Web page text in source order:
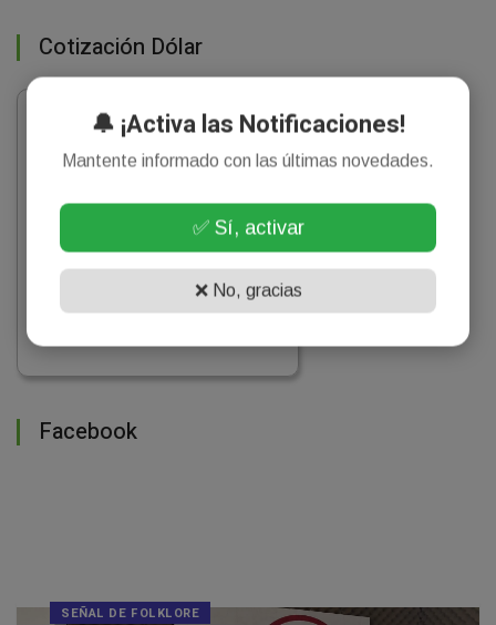
Cotización Dólar
Facebook
SEÑAL DE FOLKLORE
🔔 ¡Activa las Notificaciones!
Mantente informado con las últimas novedades.
✅ Sí, activar
❌ No, gracias